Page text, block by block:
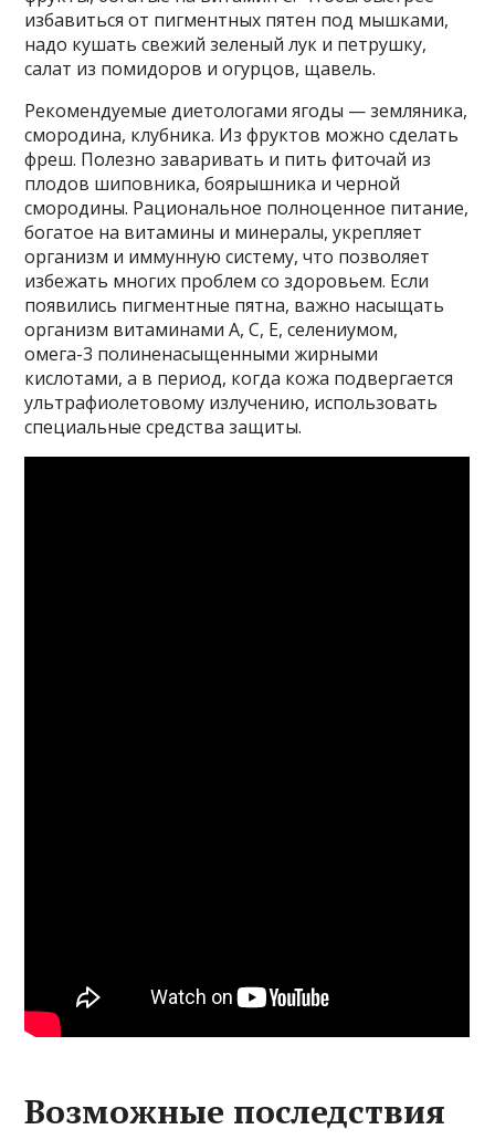
избавиться от пигментных пятен под мышками,
надо кушать свежий зеленый лук и петрушку,
салат из помидоров и огурцов, щавель.
Рекомендуемые диетологами ягоды — земляника,
смородина, клубника. Из фруктов можно сделать
фреш. Полезно заваривать и пить фиточай из
плодов шиповника, боярышника и черной
смородины. Рациональное полноценное питание,
богатое на витамины и минералы, укрепляет
организм и иммунную систему, что позволяет
избежать многих проблем со здоровьем. Если
появились пигментные пятна, важно насыщать
организм витаминами А, С, Е, селениумом,
омега-3 полиненасыщенными жирными
кислотами, а в период, когда кожа подвергается
ультрафиолетовому излучению, использовать
специальные средства защиты.
Возможные последствия